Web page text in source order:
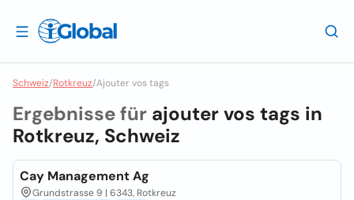
Schweiz/Rotkreuz/Ajouter vos tags
Ergebnisse für ajouter vos tags in
Rotkreuz, Schweiz
Cay Management Ag
Grundstrasse 9 | 6343, Rotkreuz